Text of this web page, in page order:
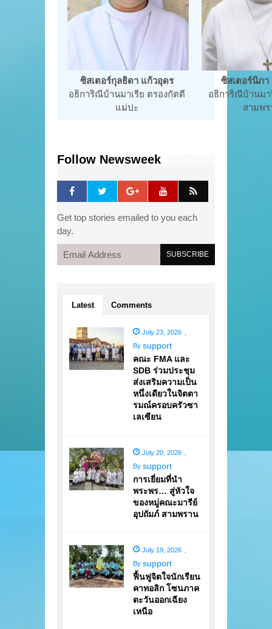
ซิสเตอร์กุลธิดา แก้วอุดร
อธิการิณีบ้านมาเรีย ตรองกัตตี
แม่ปะ
ซิสเตอร์นิภา
อธิการิณีบ้านม
สามพ
Follow Newsweek
Get top stories emailed to you each
day.
Latest Comments
July 23, 2026
By support
คณะ FMA และ
SDB ร่วมประชุม
ส่งเสริมความเป็น
หนึ่งเดียวในจิตตา
รมณ์ครอบครัวซา
เลเซียน
July 20, 2026
By support
การเยี่ยมที่นำ
พระพร… สู่หัวใจ
ของหมู่คณะมารีย์
อุปถัมภ์ สามพราน
July 19, 2026
By support
ฟื้นฟูจิตใจนักเรียน
คาทอลิก โซนภาค
ตะวันออกเฉียง
เหนือ